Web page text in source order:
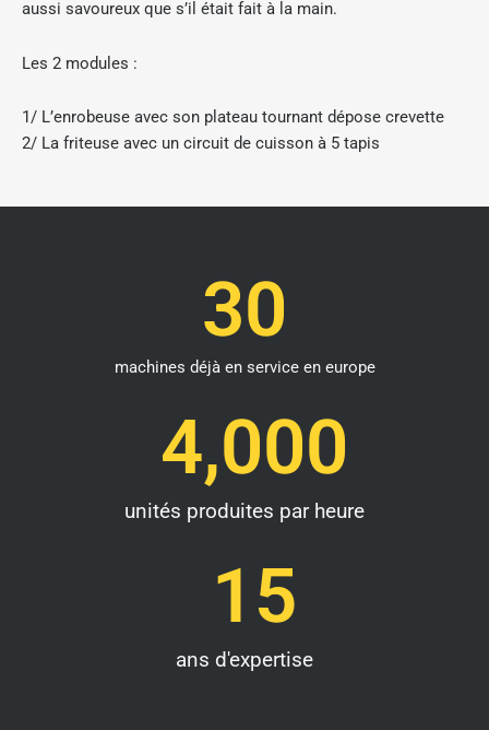
aussi savoureux que s’il était fait à la main.
Les 2 modules :
1/ L’enrobeuse avec son plateau tournant dépose crevette
2/ La friteuse avec un circuit de cuisson à 5 tapis
machines déjà en service en europe
30
unités produites par heure
4,000
ans d'expertise
15